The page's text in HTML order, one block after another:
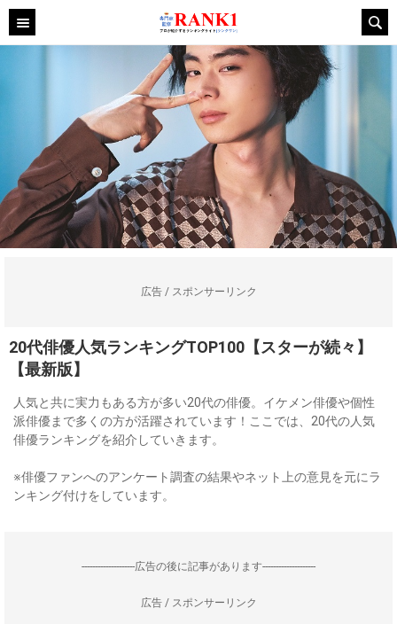
広告 / スポンサーリンク
20代俳優人気ランキングTOP100【スターが続々】
【最新版】
人気と共に実力もある方が多い20代の俳優。イケメン俳優や個性
派俳優まで多くの方が活躍されています！ここでは、20代の人気
俳優ランキングを紹介していきます。
※俳優ファンへのアンケート調査の結果やネット上の意見を元にラ
ンキング付けをしています。
--------------------広告の後に記事があります--------------------
広告 / スポンサーリンク